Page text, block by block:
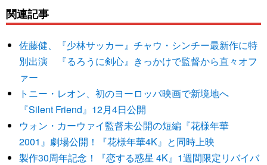
関連記事
佐藤健、『少林サッカー』チャウ・シンチー最新作に特
別出演 『るろうに剣心』きっかけで監督から直々オフ
ァー
トニー・レオン、初のヨーロッパ映画で新境地へ
『Silent Friend』12月4日公開
ウォン・カーウァイ監督未公開の短編『花様年華
2001』劇場公開！『花様年華4K』と同時上映
製作30周年記念！『恋する惑星 4K』1週間限定リバイバ